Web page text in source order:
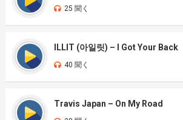
25 聞く
ILLIT (아일릿) – I Got Your Back
40 聞く
Travis Japan – On My Road